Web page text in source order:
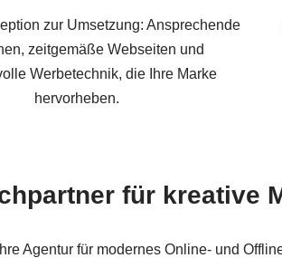
zur Umsetzung: Ansprechende
zeitgemäße Webseiten und
Werbetechnik, die Ihre Marke
hervorheben.
für kreative
Agentur für modernes Online- und